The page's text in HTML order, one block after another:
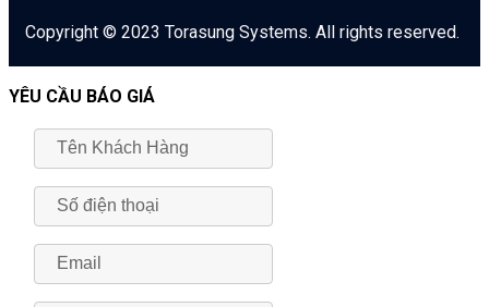
Copyright © 2023 Torasung Systems. All rights reserved.
YÊU CẦU BÁO GIÁ